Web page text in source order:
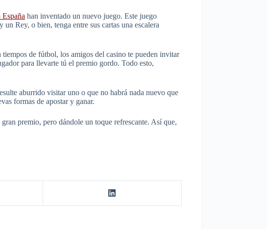
España han inventado un nuevo juego. Este juego
Rey, o bien, tenga entre sus cartas una escalera
de fútbol, los amigos del casino te pueden invitar
para llevarte tú el premio gordo. Todo esto,
aburrido visitar uno o que no habrá nada nuevo que
formas de apostar y ganar.
premio, pero dándole un toque refrescante. Así que,